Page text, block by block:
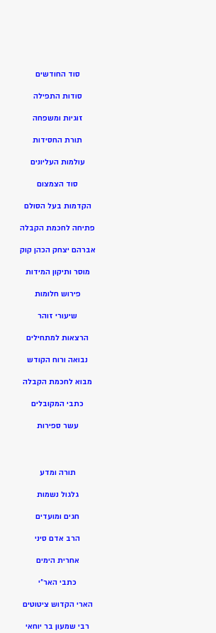
סוד החודשים
סודות התפילה
זוגיות ומשפחה
תורת החסידות
עולמות העליונים
סוד הצמצום
הקדמות בעל הסולם
פתיחה לחכמת הקבלה
אברהם יצחק הכהן קוק
מוסר ותיקון המידות
פירוש חלומות
שיעורי זוהר
הרצאות למתחילים
נבואה ורוח הקודש
מבוא לחכמת הקבלה
כתבי המקובלים
עשר ספירות
תורה ומדע
גלגול נשמות
חגים ומועדים
הרב אדם סיני
אחרית הימים
כתבי האר”י
הארי הקדוש ציטוטים
רבי שמעון בר יוחאי